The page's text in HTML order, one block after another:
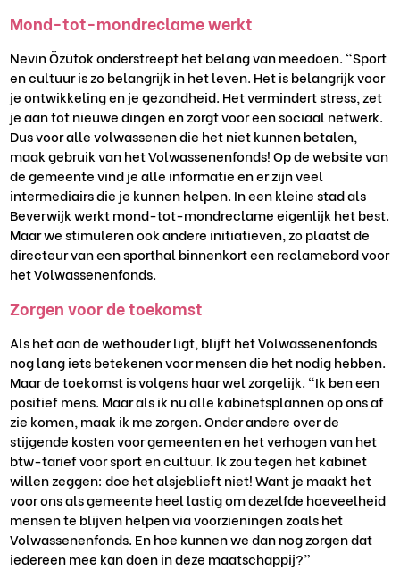
Mond-tot-mondreclame werkt
Nevin Özütok onderstreept het belang van meedoen. “Sport
en cultuur is zo belangrijk in het leven. Het is belangrijk voor
je ontwikkeling en je gezondheid. Het vermindert stress, zet
je aan tot nieuwe dingen en zorgt voor een sociaal netwerk.
Dus voor alle volwassenen die het niet kunnen betalen,
maak gebruik van het Volwassenenfonds! Op de website van
de gemeente vind je alle informatie en er zijn veel
intermediairs die je kunnen helpen. In een kleine stad als
Beverwijk werkt mond-tot-mondreclame eigenlijk het best.
Maar we stimuleren ook andere initiatieven, zo plaatst de
directeur van een sporthal binnenkort een reclamebord voor
het Volwassenenfonds.
Zorgen voor de toekomst
Als het aan de wethouder ligt, blijft het Volwassenenfonds
nog lang iets betekenen voor mensen die het nodig hebben.
Maar de toekomst is volgens haar wel zorgelijk. “Ik ben een
positief mens. Maar als ik nu alle kabinetsplannen op ons af
zie komen, maak ik me zorgen. Onder andere over de
stijgende kosten voor gemeenten en het verhogen van het
btw-tarief voor sport en cultuur. Ik zou tegen het kabinet
willen zeggen: doe het alsjeblieft niet! Want je maakt het
voor ons als gemeente heel lastig om dezelfde hoeveelheid
mensen te blijven helpen via voorzieningen zoals het
Volwassenenfonds. En hoe kunnen we dan nog zorgen dat
iedereen mee kan doen in deze maatschappij?”